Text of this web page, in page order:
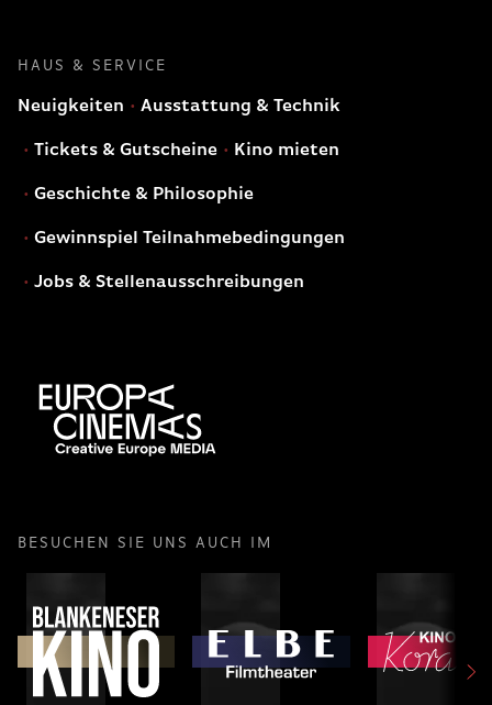
HAUS & SERVICE
Neuigkeiten Ausstattung & Technik
Tickets & Gutscheine Kino mieten
Geschichte & Philosophie
Gewinnspiel Teilnahmebedingungen
Jobs & Stellenausschreibungen
BESUCHEN SIE UNS AUCH IM